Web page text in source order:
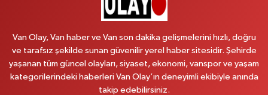
MAHMUDİYE MAH.ATATÜRK CAD.NO:17B
0 (531) 621 69 65 Yol Tarifi Al
Onay Eczanesi
MERAŞEL FEVZİ ÇAKMAK CAD. KÜLTÜR SARAYI KIZILAY KAN MERKEZİ
Van Olay, Van haber ve Van son dakika gelişmelerini hızlı, doğru
ve tarafsız şekilde sunan güvenilir yerel haber sitesidir. Şehirde
yaşanan tüm güncel olayları, siyaset, ekonomi, vanspor ve yaşam
kategorilerindeki haberleri Van Olay’ın deneyimli ekibiyle anında
takip edebilirsiniz.